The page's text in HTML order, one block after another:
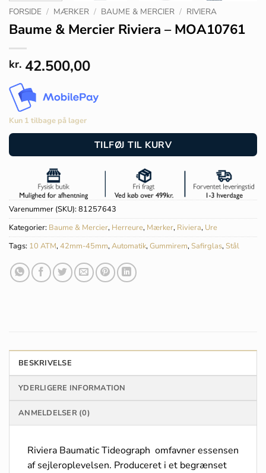
FORSIDE / MÆRKER / BAUME & MERCIER / RIVIERA
Baume & Mercier Riviera – MOA10761
kr. 42.500,00
Kun 1 tilbage på lager
TILFØJ TIL KURV
Varenummer (SKU):81257643
Kategorier: Baume & Mercier, Herreure, Mærker, Riviera, Ure
Tags: 10 ATM,42mm-45mm,Automatik,Gummirem, Safirglas, Stål
BESKRIVELSE
YDERLIGERE INFORMATION
ANMELDELSER (0)
Riviera Baumatic Tideograph omfavner essensen
af sejleroplevelsen. Produceret i et begrænset